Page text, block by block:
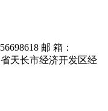
邮 箱：
天长市经济开发区经